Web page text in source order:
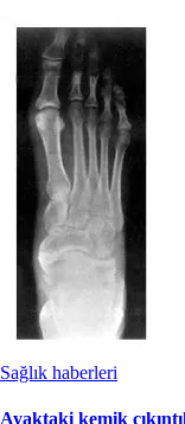
Sağlık haberleri
Ayaktaki kemik